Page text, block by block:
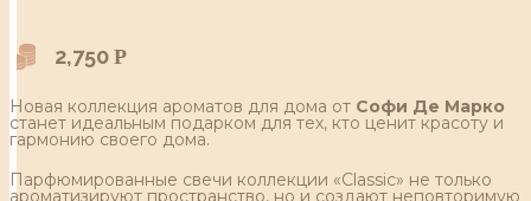
2,750 Р
Новая коллекция ароматов для дома от Софи Де Марко
станет идеальным подарком для тех, кто ценит красоту и
гармонию своего дома.
Парфюмированные свечи коллекции «Classic» не только
ароматизируют пространство, но и создают неповторимую